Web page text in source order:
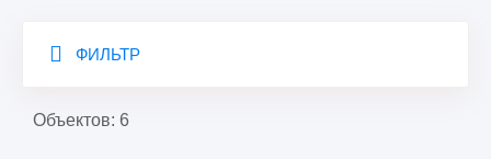
ФИЛЬТР
Объектов: 6